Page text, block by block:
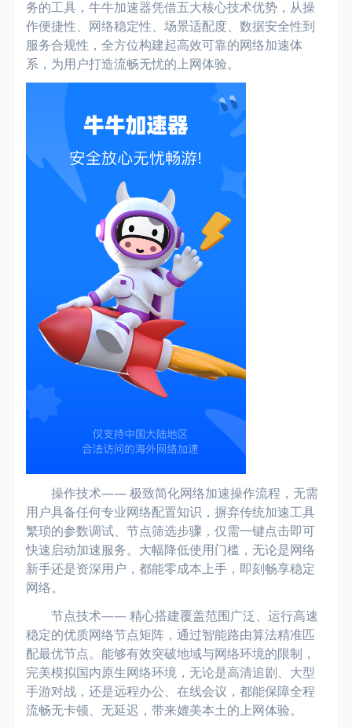
务的工具，牛牛加速器凭借五大核心技术优势，从操
作便捷性、网络稳定性、场景适配度、数据安全性到
服务合规性，全方位构建起高效可靠的网络加速体
系，为用户打造流畅无忧的上网体验。
操作技术—— 极致简化网络加速操作流程，无需
用户具备任何专业网络配置知识，摒弃传统加速工具
繁琐的参数调试、节点筛选步骤，仅需一键点击即可
快速启动加速服务。大幅降低使用门槛，无论是网络
新手还是资深用户，都能零成本上手，即刻畅享稳定
网络。
节点技术—— 精心搭建覆盖范围广泛、运行高速
稳定的优质网络节点矩阵，通过智能路由算法精准匹
配最优节点。能够有效突破地域与网络环境的限制，
完美模拟国内原生网络环境，无论是高清追剧、大型
手游对战，还是远程办公、在线会议，都能保障全程
流畅无卡顿、无延迟，带来媲美本土的上网体验。